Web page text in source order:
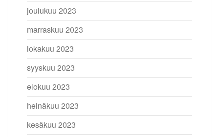
joulukuu 2023
marraskuu 2023
lokakuu 2023
syyskuu 2023
elokuu 2023
heinäkuu 2023
kesäkuu 2023